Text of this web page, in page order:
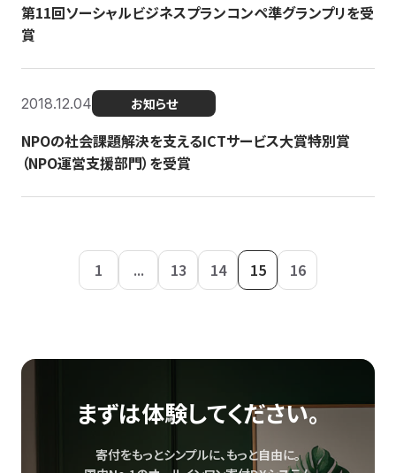
第11回ソーシャルビジネスプランコンペ準グランプリを受
賞
2018.12.04 お知らせ
NPOの社会課題解決を支えるICTサービス大賞特別賞
（NPO運営支援部門）を受賞
1 ... 13 14 15 16
まずは体験してください。
寄付をもっとシンプルに、もっと自由に。